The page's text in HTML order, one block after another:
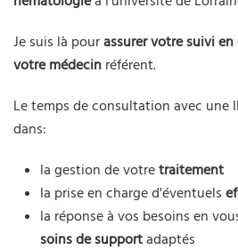
Je suis là pourassurer votre suivi
votre médecin référent.
Le temps de consultation avec une
dans:
la gestion de votretraitement
la prise en charge d'éventuels
la réponse à vos besoins en
soins de supportadaptés